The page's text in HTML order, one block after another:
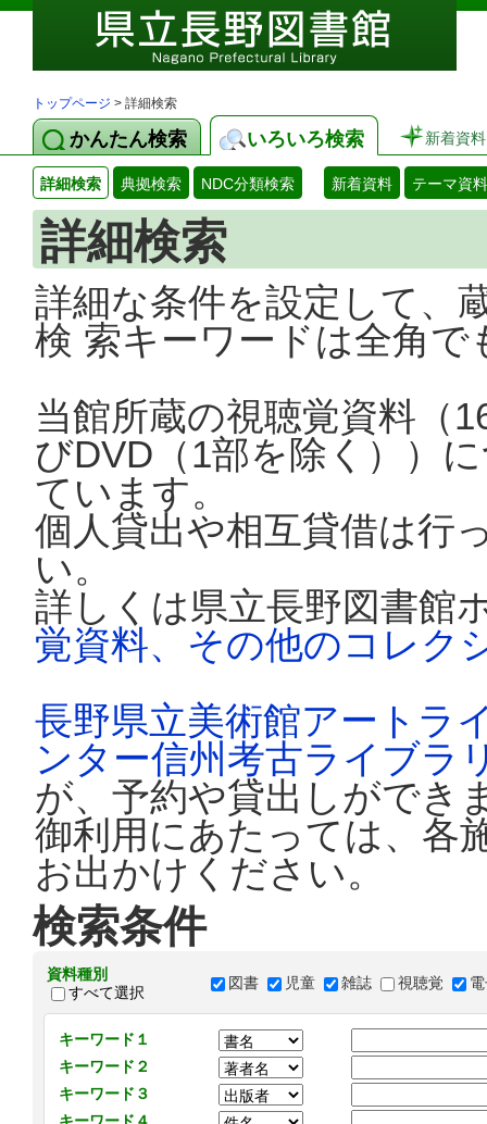
トップページ > 詳細検索
かんたん検索 いろいろ検索 新着資料
詳細検索 典拠検索 NDC分類検索 新着資料 テーマ資料
詳細検索
詳細な条件を設定して、
検 索キーワードは全角
当館所蔵の視聴覚資料（
びDVD（1部を除く））
ています。
個人貸出や相互貸借は行
い。
詳しくは県立長野図書館
覚資料、その他のコレク
長野県立美術館アートラ
ンター信州考古ライブラ
が、予約や貸出しができ
御利用にあたっては、各
お出かけください。
検索条件
資料種別
すべて選択
図書 児童 雑誌 視聴覚
キーワード１
キーワード２
キーワード３